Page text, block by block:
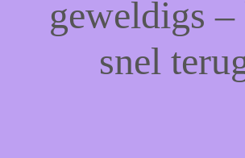
geweldigs
snel